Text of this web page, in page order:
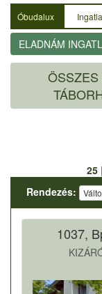
Óbudalux
ELADNÁM
ÖSSZES
25|
Rendezés:
1037,